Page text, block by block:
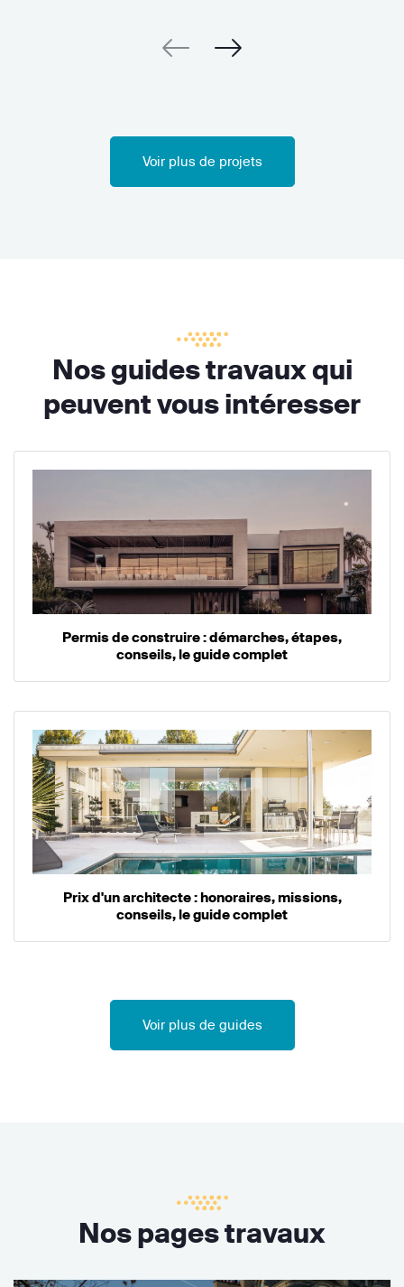
Voir plus de projets
Nos guides travaux qui
peuvent vous intéresser
Permis de construire : démarches, étapes,
conseils, le guide complet
Prix d'un architecte : honoraires, missions,
conseils, le guide complet
Voir plus de guides
Nos pages travaux